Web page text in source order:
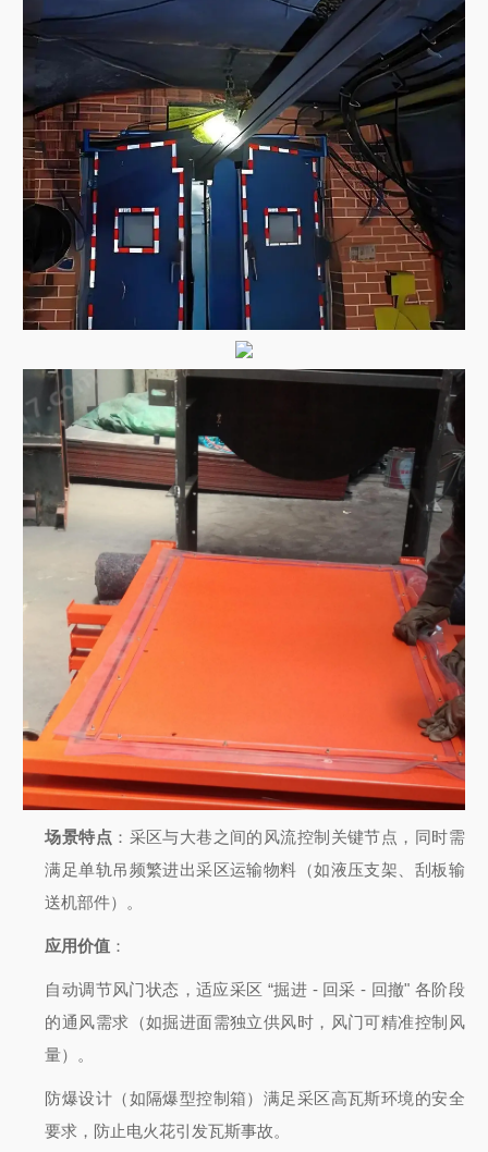
场景特点 ：采区与大巷之间的风流控制关键节点，同时需
满足单轨吊频繁进出采区运输物料（如液压支架、刮板输
送机部件）。
应用价值 ：
自动调节风门状态，适应采区 “掘进 - 回采 - 回撤" 各阶段
的通风需求（如掘进面需独立供风时，风门可精准控制风
量）。
防爆设计（如隔爆型控制箱）满足采区高瓦斯环境的安全
要求，防止电火花引发瓦斯事故。